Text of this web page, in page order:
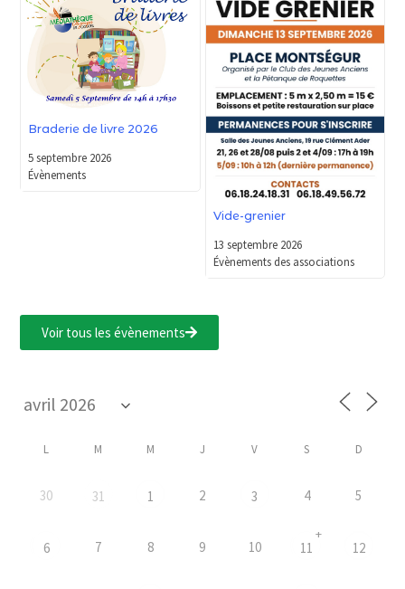
Braderie de livre 2026
5 septembre 2026
Évènements
Vide-grenier
13 septembre 2026
Évènements des associations
Voir tous les évènements
L M M J V S D
30 31 1 2 3 4 5
6 7 8 9 10 11
+
12